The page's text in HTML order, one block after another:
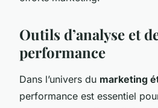
Outils d’analyse et
performance
Dans l’univers du marketing
performance est essentiel